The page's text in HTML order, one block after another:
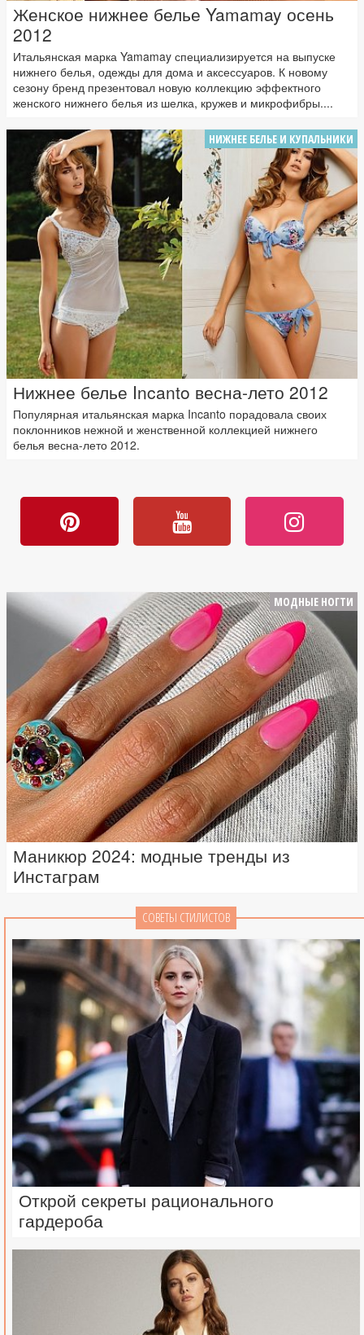
Женское нижнее белье Yamamay осень
2012
Итальянская марка Yamamay специализируется на выпуске
нижнего белья, одежды для дома и аксессуаров. К новому
сезону бренд презентовал новую коллекцию эффектного
женского нижнего белья из шелка, кружев и микрофибры....
НИЖНЕЕ БЕЛЬЕ И КУПАЛЬНИКИ
Нижнее белье Incanto весна-лето 2012
Популярная итальянская марка Incanto порадовала своих
поклонников нежной и женственной коллекцией нижнего
белья весна-лето 2012.
МОДНЫЕ НОГТИ
Маникюр 2024: модные тренды из
Инстаграм
СОВЕТЫ СТИЛИСТОВ
Открой секреты рационального
гардероба